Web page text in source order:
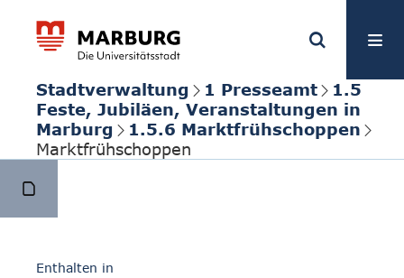
Stadtverwaltung 1 Presseamt
1.5
Feste, Jubiläen, Veranstaltungen in
Marburg
1.5.6 Marktfrühschoppen
Marktfrühschoppen
Enthalten in